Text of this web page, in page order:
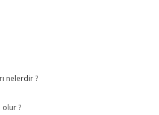
nelerdir ?
olur ?